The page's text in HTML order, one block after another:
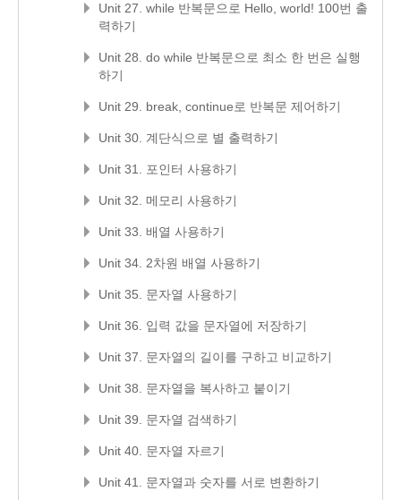
Unit 27. while 반복문으로 Hello, world! 100번 출
력하기
Unit 28. do while 반복문으로 최소 한 번은 실행
하기
Unit 29. break, continue로 반복문 제어하기
Unit 30. 계단식으로 별 출력하기
Unit 31. 포인터 사용하기
Unit 32. 메모리 사용하기
Unit 33. 배열 사용하기
Unit 34. 2차원 배열 사용하기
Unit 35. 문자열 사용하기
Unit 36. 입력 값을 문자열에 저장하기
Unit 37. 문자열의 길이를 구하고 비교하기
Unit 38. 문자열을 복사하고 붙이기
Unit 39. 문자열 검색하기
Unit 40. 문자열 자르기
Unit 41. 문자열과 숫자를 서로 변환하기